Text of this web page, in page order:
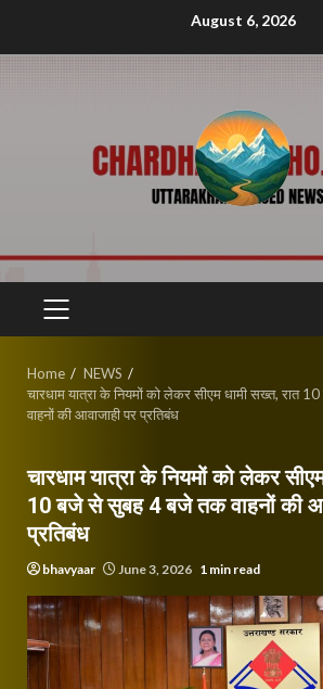
August 6, 2026
PRIMARY
Home
NEWS
चारधाम यात्रा के नियमों को लेकर सीएम धामी सख्त, रात
वाहनों की आवाजाही पर प्रतिबंध
चारधाम यात्रा के नियमों को लेकर
10 बजे से सुबह 4 बजे तक वाहनों की
प्रतिबंध
bhavyaar June 3, 2026 1 min read